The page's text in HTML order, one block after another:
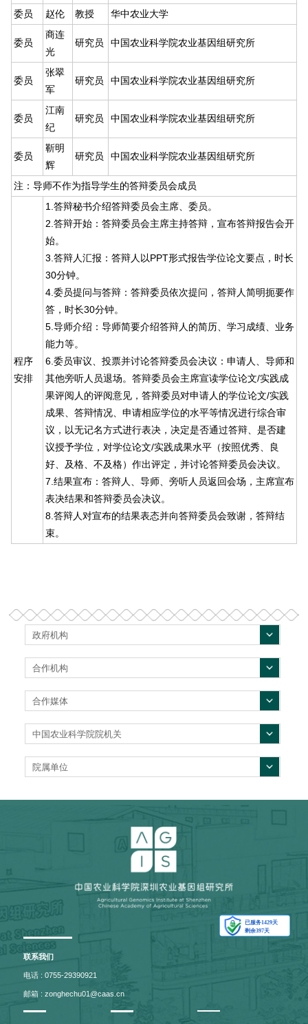
委员 赵伦 教授 华中农业大学
委员
商连
光
研究员 中国农业科学院农业基因组研究所
委员
张翠
军
研究员 中国农业科学院农业基因组研究所
委员
江南
纪
研究员 中国农业科学院农业基因组研究所
委员
靳明
辉
研究员 中国农业科学院农业基因组研究所
注：导师不作为指导学生的答辩委员会成员
程序
安排
1.答辩秘书介绍答辩委员会主席、委员。
2.答辩开始：答辩委员会主席主持答辩，宣布答辩报告会开
始。
3.答辩人汇报：答辩人以PPT形式报告学位论文要点，时长
30分钟。
4.委员提问与答辩：答辩委员依次提问，答辩人简明扼要作
答，时长30分钟。
5.导师介绍：导师简要介绍答辩人的简历、学习成绩、业务
能力等。
6.委员审议、投票并讨论答辩委员会决议：申请人、导师和
其他旁听人员退场。答辩委员会主席宣读学位论文/实践成
果评阅人的评阅意见，答辩委员对申请人的学位论文/实践
成果、答辩情况、申请相应学位的水平等情况进行综合审
议，以无记名方式进行表决，决定是否通过答辩、是否建
议授予学位，对学位论文/实践成果水平（按照优秀、良
好、及格、不及格）作出评定，并讨论答辩委员会决议。
7.结果宣布：答辩人、导师、旁听人员返回会场，主席宣布
表决结果和答辩委员会决议。
8.答辩人对宣布的结果表态并向答辩委员会致谢，答辩结
束。
政府机构
合作机构
合作媒体
中国农业科学院院机关
院属单位
联系我们
电话 : 0755-29390921
邮箱 : zonghechu01@caas.cn